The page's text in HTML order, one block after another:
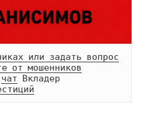
или задать вопрос
от мошенников
чат